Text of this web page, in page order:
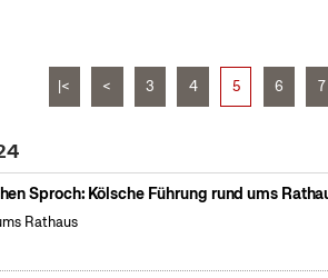
|< < 3 4 5 6 7
Sproch: Kölsche Führung rund ums
Rathaus